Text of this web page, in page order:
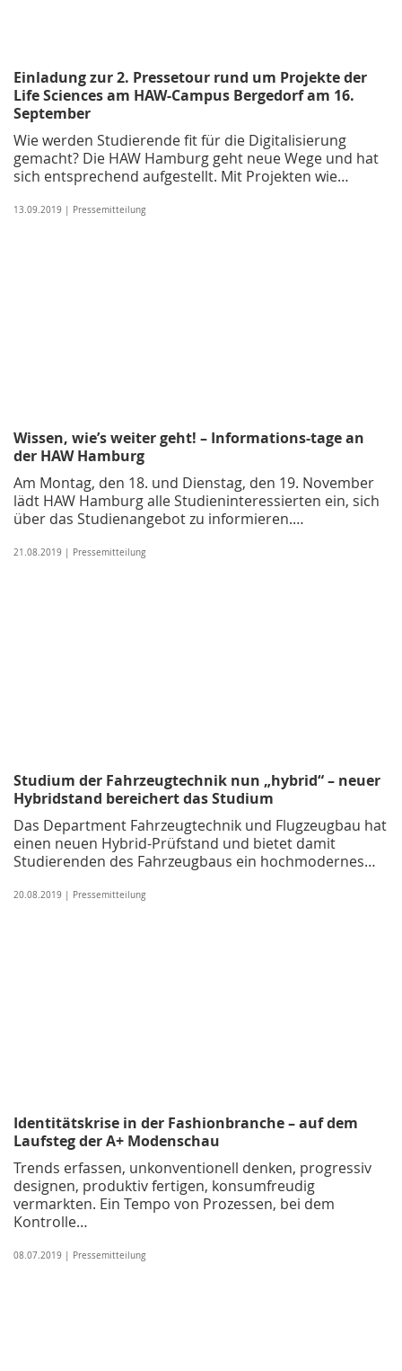
Einladung zur 2. Pressetour rund um Projekte der
Life Sciences am HAW-Campus Bergedorf am 16.
September
Wie werden Studierende fit für die Digitalisierung
gemacht? Die HAW Hamburg geht neue Wege und hat
sich entsprechend aufgestellt. Mit Projekten wie…
13.09.2019 | Pressemitteilung
Wissen, wie’s weiter geht! – Informations-tage an
der HAW Hamburg
Am Montag, den 18. und Dienstag, den 19. November
lädt HAW Hamburg alle Studieninteressierten ein, sich
über das Studienangebot zu informieren.…
21.08.2019 | Pressemitteilung
Studium der Fahrzeugtechnik nun „hybrid“ – neuer
Hybridstand bereichert das Studium
Das Department Fahrzeugtechnik und Flugzeugbau hat
einen neuen Hybrid-Prüfstand und bietet damit
Studierenden des Fahrzeugbaus ein hochmodernes…
20.08.2019 | Pressemitteilung
Identitätskrise in der Fashionbranche – auf dem
Laufsteg der A+ Modenschau
Trends erfassen, unkonventionell denken, progressiv
designen, produktiv fertigen, konsumfreudig
vermarkten. Ein Tempo von Prozessen, bei dem
Kontrolle…
08.07.2019 | Pressemitteilung